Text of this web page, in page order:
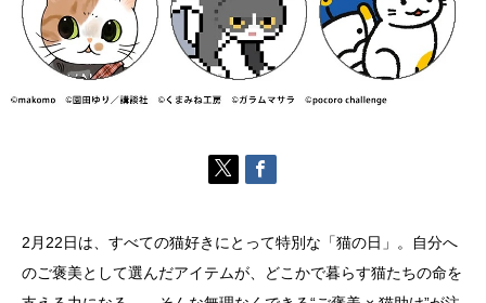
2月22日は、すべての猫好きにとって特別な「猫の日」。自分へ
のご褒美として選んだアイテムが、どこかで暮らす猫たちの命を